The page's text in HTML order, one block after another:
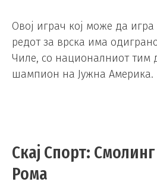
Овој играч кој може да
редот за врска има
Чиле, со националниот тим
шампион на Јужна Америка.
Скај Спорт:
Рома